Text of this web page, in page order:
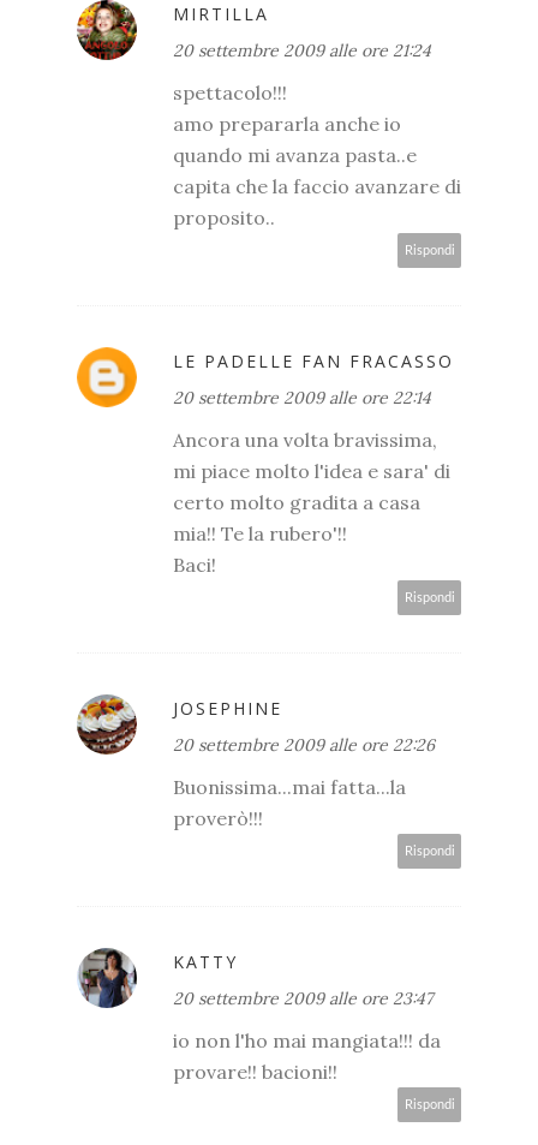
MIRTILLA
20 settembre 2009 alle ore 21:24
spettacolo!!!
amo prepararla anche io
quando mi avanza pasta..e
capita che la faccio avanzare di
proposito..
Rispondi
LE PADELLE FAN FRACASSO
20 settembre 2009 alle ore 22:14
Ancora una volta bravissima,
mi piace molto l'idea e sara' di
certo molto gradita a casa
mia!! Te la rubero'!!
Baci!
Rispondi
JOSEPHINE
20 settembre 2009 alle ore 22:26
Buonissima...mai fatta...la
proverò!!!
Rispondi
KATTY
20 settembre 2009 alle ore 23:47
io non l'ho mai mangiata!!! da
provare!! bacioni!!
Rispondi